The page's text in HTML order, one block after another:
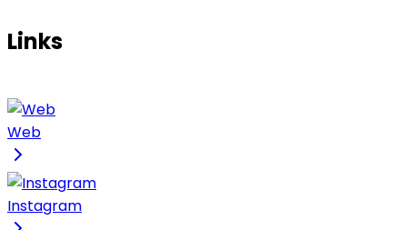
Links
Web
Instagram